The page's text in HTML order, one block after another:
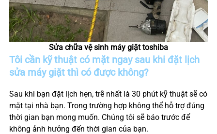
Sửa chữa vệ sinh máy giặt toshiba
Tôi cần kỹ thuật có mặt ngay sau khi đặt lịch
sửa máy giặt thì có được không?
Sau khi bạn đặt lịch hẹn, trễ nhất là 30 phút kỹ thuật sẽ có
mặt tại nhà bạn. Trong trường hợp không thể hỗ trợ đúng
thời gian bạn mong muốn. Chúng tôi sẽ báo trước để
không ảnh hưởng đến thời gian của bạn.